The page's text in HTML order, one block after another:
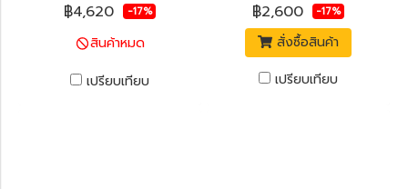
฿4,620 -17%
สินค้าหมด
เปรียบเทียบ
฿2,600 -17%
สั่งซื้อสินค้า
เปรียบเทียบ